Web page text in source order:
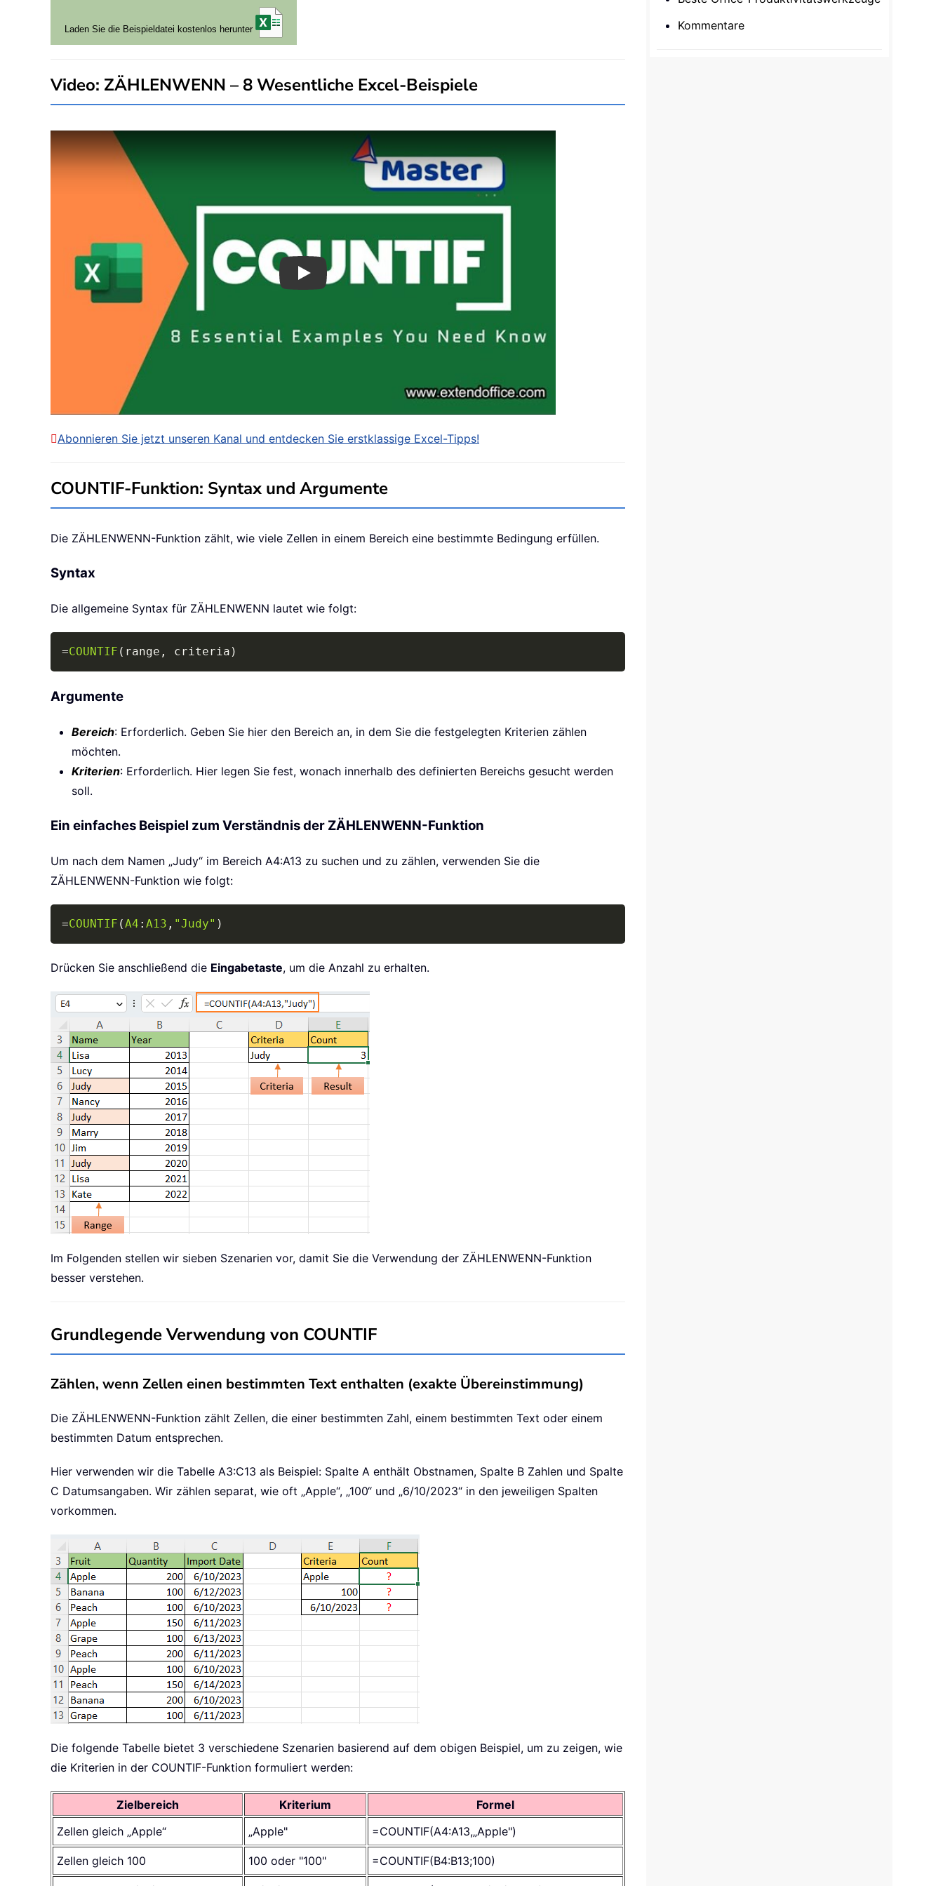
Laden Sie die Beispieldatei kostenlos herunter
Video: ZÄHLENWENN – 8 Wesentliche Excel-Beispiele
Play
Abonnieren Sie jetzt unseren Kanal und entdecken Sie erstklassige Excel-Tipps!
COUNTIF-Funktion: Syntax und Argumente
Die ZÄHLENWENN-Funktion zählt, wie viele Zellen in einem Bereich eine bestimmte Bedingung erfüllen.
Syntax
Die allgemeine Syntax für ZÄHLENWENN lautet wie folgt:
=COUNTIF ( range , criteria )
Argumente
Bereich: Erforderlich. Geben Sie hier den Bereich an, in dem Sie die festgelegten Kriterien zählen
möchten.
Kriterien: Erforderlich. Hier legen Sie fest, wonach innerhalb des definierten Bereichs gesucht werden
soll.
Ein einfaches Beispiel zum Verständnis der ZÄHLENWENN-Funktion
Um nach dem Namen „Judy“ im Bereich A4:A13 zu suchen und zu zählen, verwenden Sie die
ZÄHLENWENN-Funktion wie folgt:
=COUNTIF (A4 : A13 , "Judy" )
Drücken Sie anschließend die Eingabetaste, um die Anzahl zu erhalten.
Im Folgenden stellen wir sieben Szenarien vor, damit Sie die Verwendung der ZÄHLENWENN-Funktion
besser verstehen.
Grundlegende Verwendung von COUNTIF
Zählen, wenn Zellen einen bestimmten Text enthalten (exakte Übereinstimmung)
Die ZÄHLENWENN-Funktion zählt Zellen, die einer bestimmten Zahl, einem bestimmten Text oder einem
bestimmten Datum entsprechen.
Hier verwenden wir die Tabelle A3:C13 als Beispiel: Spalte A enthält Obstnamen, Spalte B Zahlen und Spalte
C Datumsangaben. Wir zählen separat, wie oft „Apple“, „100“ und „6/10/2023“ in den jeweiligen Spalten
vorkommen.
Die folgende Tabelle bietet 3 verschiedene Szenarien basierend auf dem obigen Beispiel, um zu zeigen, wie
die Kriterien in der COUNTIF-Funktion formuliert werden:
Zielbereich Kriterium
Formel
Zellen gleich „Apple“
„Apple" =COUNTIF(A4:A13,„Apple")
Zellen gleich 100 100 oder "100" =COUNTIF(B4:B13;100)
Kommentare